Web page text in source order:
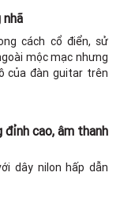
cách cổ điển, sử
mộc mạc nhưng
của đàn guitar trên
cao, âm thanh
dây nilon hấp dẫn